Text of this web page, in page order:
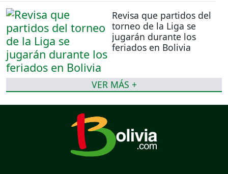
Revisa que partidos del
torneo de la Liga se
jugarán durante los
feriados en Bolivia
VER MÁS +